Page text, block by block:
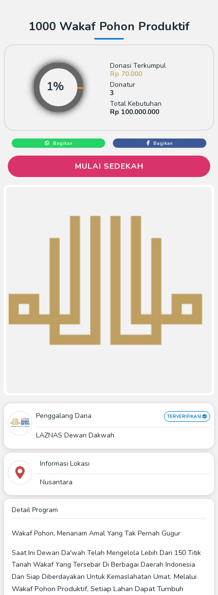
1000 Wakaf Pohon Produktif
Donasi Terkumpul
Rp 70.000
Donatur
3
Total Kebutuhan
Rp 100.000.000
Bagikan Bagikan
MULAI SEDEKAH
Penggalang Dana TERVERIFIKASI
LAZNAS Dewan Dakwah
Informasi Lokasi
Nusantara
Detail Program
Wakaf Pohon, Menanam Amal Yang Tak Pernah Gugur
Saat Ini Dewan Da'wah Telah Mengelola Lebih Dari 150 Titik
Tanah Wakaf Yang Tersebar Di Berbagai Daerah Indonesia
Dan Siap Diberdayakan Untuk Kemaslahatan Umat. Melalui
Wakaf Pohon Produktif, Setiap Lahan Dapat Tumbuh